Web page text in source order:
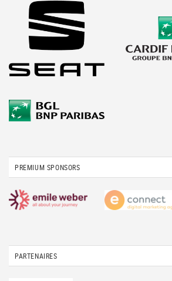
PREMIUM SPONSORS
PARTENAIRES